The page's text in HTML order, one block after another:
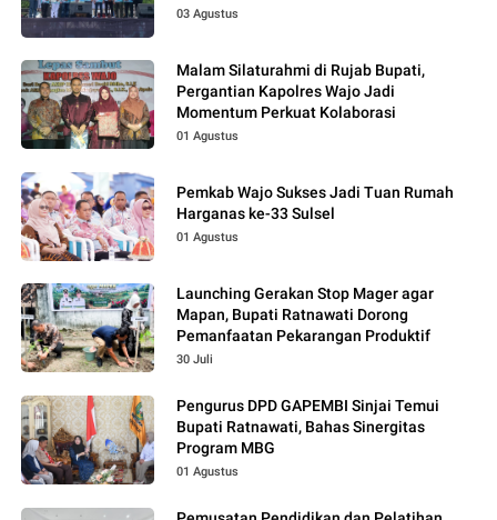
03 Agustus
Malam Silaturahmi di Rujab Bupati,
Pergantian Kapolres Wajo Jadi
Momentum Perkuat Kolaborasi
01 Agustus
Pemkab Wajo Sukses Jadi Tuan Rumah
Harganas ke-33 Sulsel
01 Agustus
Launching Gerakan Stop Mager agar
Mapan, Bupati Ratnawati Dorong
Pemanfaatan Pekarangan Produktif
30 Juli
Pengurus DPD GAPEMBI Sinjai Temui
Bupati Ratnawati, Bahas Sinergitas
Program MBG
01 Agustus